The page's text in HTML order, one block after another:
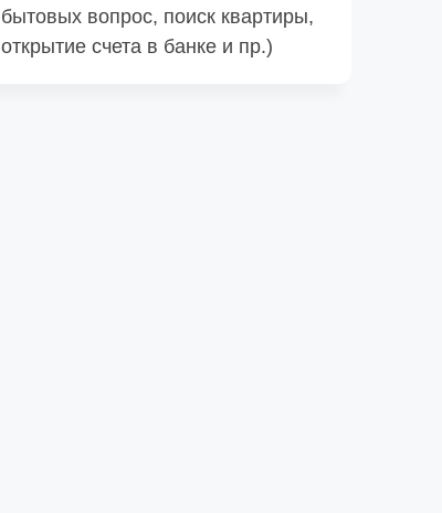
бытовых вопрос, поиск квартиры,
открытие счета в банке и пр.)